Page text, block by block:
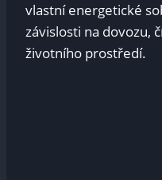
vlastní energetické
závislosti na dovozu,
životního prostředí.